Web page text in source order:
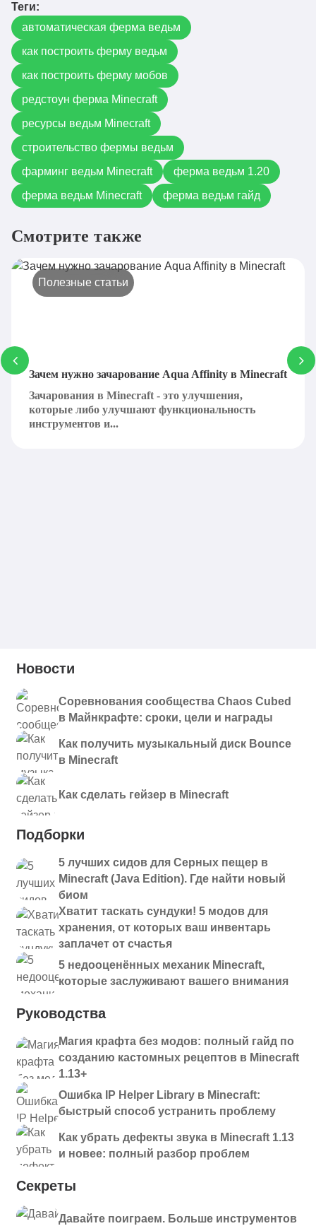
Теги:
автоматическая ферма ведьм
как построить ферму ведьм
как построить ферму мобов
редстоун ферма Minecraft
ресурсы ведьм Minecraft
строительство фермы ведьм
фарминг ведьм Minecraft
ферма ведьм 1.20
ферма ведьм Minecraft
ферма ведьм гайд
Смотрите также
Полезные статьи
Зачем нужно зачарование Aqua Affinity в Minecraft
Зачарования в Minecraft - это улучшения,
которые либо улучшают функциональность
инструментов и...
Новости
Соревнования сообщества Chaos Cubed
в Майнкрафте: сроки, цели и награды
Как получить музыкальный диск Bounce
в Minecraft
Как сделать гейзер в Minecraft
Подборки
5 лучших сидов для Серных пещер в
Minecraft (Java Edition). Где найти новый
биом
Хватит таскать сундуки! 5 модов для
хранения, от которых ваш инвентарь
заплачет от счастья
5 недооценённых механик Minecraft,
которые заслуживают вашего внимания
Руководства
Магия крафта без модов: полный гайд по
созданию кастомных рецептов в Minecraft
1.13+
Ошибка IP Helper Library в Minecraft:
быстрый способ устранить проблему
Как убрать дефекты звука в Minecraft 1.13
и новее: полный разбор проблем
Секреты
Давайте поиграем. Больше инструментов